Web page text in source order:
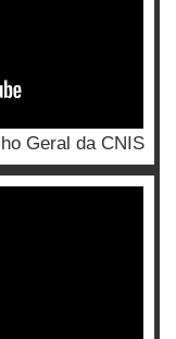
Geral da CNIS